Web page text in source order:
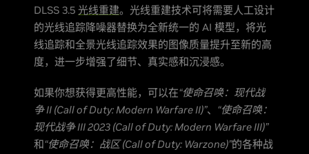
DLSS 3.5 光线重建。光线重建技术可将需要人工设计
的光线追踪降噪器替换为全新统一的 AI 模型，将光
线追踪和全景光线追踪效果的图像质量提升至新的高
度，进一步增强了细节、真实感和沉浸感。
如果你想获得更高性能，可以在“使命召唤：现代战
争 II (Call of Duty: Modern Warfare II)”、 “使命召唤：
现代战争 III 2023 (Call of Duty: Modern Warfare III)”
和“使命召唤：战区 (Call of Duty: Warzone)”的各种战